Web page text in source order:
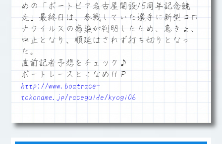
めの「ボートピア名古屋開設15周年記念競
走」最終日は、参戦していた選手に新型コロ
ナウイルスの感染が判明したため、急きょ、
中止となり、順延はされず打ち切りとなっ
た。
直前記者予想をチェック♪
ボートレースとこなめＨＰ
http://www.boatrace-
tokoname.jp/raceguide/kyogi06